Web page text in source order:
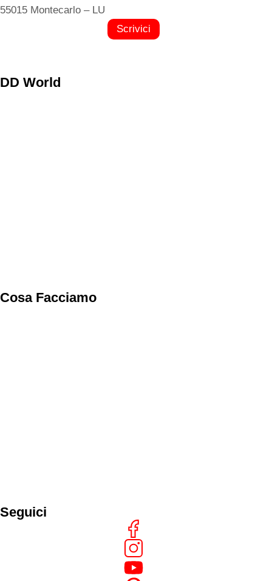
55015 Montecarlo – LU
Scrivici
DD World
Cosa Facciamo
Seguici